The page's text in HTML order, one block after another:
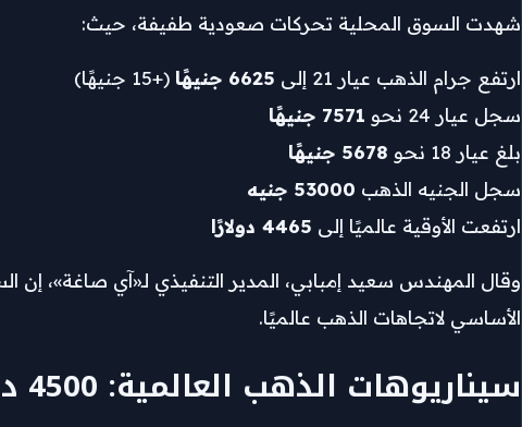
تباطؤ التداول وترقب بيانات الوظائف الأمريكية
الذهب عالميًا: صعود مدعوم بضعف الدولار
توقعات السوق: حركة عرضية مع حساسية عالية
البنوك المركزية تدعم الاتجاه طويل الأجل
شهدت السوق المحلية تحركات صعودية طفيفة، حيث:
ارتفع جرام الذهب عيار 21 إلى 6625 جنيهًا
(+15 جنيهًا)
سجل عيار 24 نحو
7571 جنيهًا
بلغ عيار 18 نحو
5678 جنيهًا
سجل الجنيه الذهب 53000 جنيه
ارتفعت الأوقية عالميًا إلى 4465 دولارًا
وقال المهندس سعيد إمبابي، المدير التنفيذي لـ«آي صاغة»، إن
الأساسي لاتجاهات الذهب عالميًا.
سيناريوهات الذهب العالمية: 4500 دولار مفترق طرق